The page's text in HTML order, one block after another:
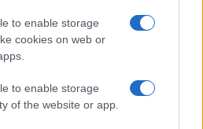
to enable storage
cookies on web or
to enable storage
of the website or app.
sul grande progetto di
crescendo in modo
constatare quanto poco se
nazione europea ad averlo